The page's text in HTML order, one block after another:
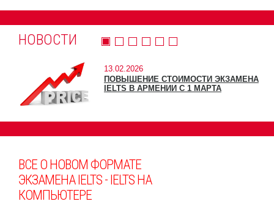
НОВОСТИ
13.02.2026
ПОВЫШЕНИЕ СТОИМОСТИ ЭКЗАМЕНА
IELTS В АРМЕНИИ С 1 МАРТА
ВСЕ О НОВОМ ФОРМАТЕ
ЭКЗАМЕНА IELTS - IELTS НА
КОМПЬЮТЕРЕ